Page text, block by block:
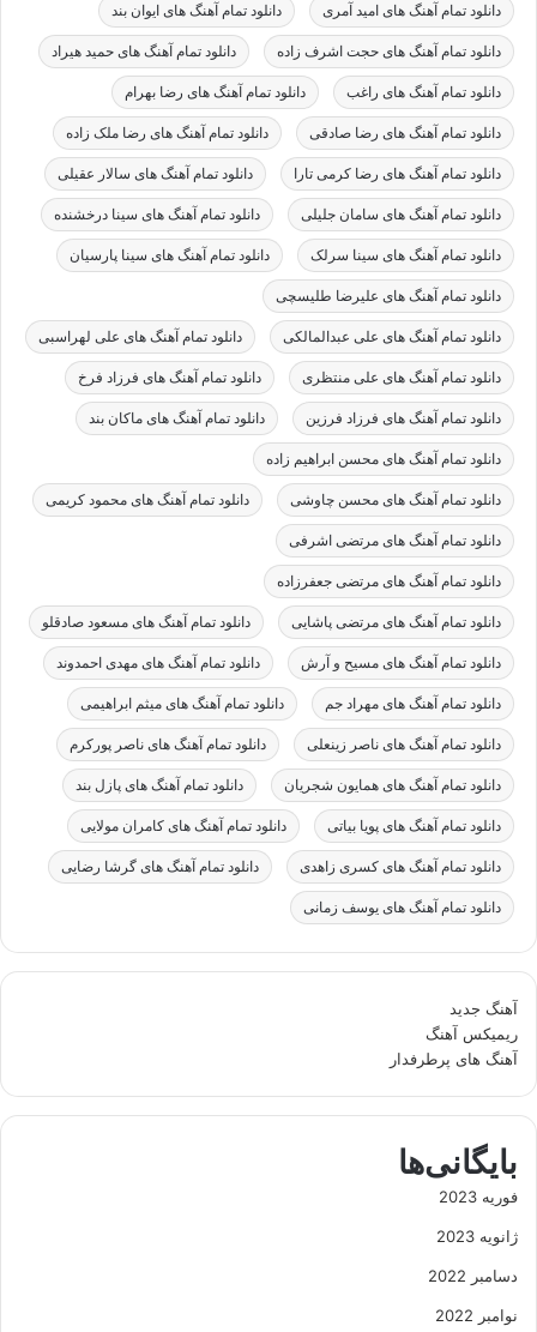
دانلود تمام آهنگ های امید آمری دانلود تمام آهنگ های ایوان بند
دانلود تمام آهنگ های حجت اشرف زاده دانلود تمام آهنگ های حمید هیراد
دانلود تمام آهنگ های راغب دانلود تمام آهنگ های رضا بهرام
دانلود تمام آهنگ های رضا صادقی دانلود تمام آهنگ های رضا ملک زاده
دانلود تمام آهنگ های رضا کرمی تارا دانلود تمام آهنگ های سالار عقیلی
دانلود تمام آهنگ های سامان جلیلی دانلود تمام آهنگ های سینا درخشنده
دانلود تمام آهنگ های سینا سرلک دانلود تمام آهنگ های سینا پارسیان
دانلود تمام آهنگ های علیرضا طلیسچی
دانلود تمام آهنگ های علی عبدالمالکی دانلود تمام آهنگ های علی لهراسبی
دانلود تمام آهنگ های علی منتظری دانلود تمام آهنگ های فرزاد فرخ
دانلود تمام آهنگ های فرزاد فرزین دانلود تمام آهنگ های ماکان بند
دانلود تمام آهنگ های محسن ابراهیم زاده
دانلود تمام آهنگ های محسن چاوشی دانلود تمام آهنگ های محمود کریمی
دانلود تمام آهنگ های مرتضی اشرفی
دانلود تمام آهنگ های مرتضی جعفرزاده
دانلود تمام آهنگ های مرتضی پاشایی دانلود تمام آهنگ های مسعود صادقلو
دانلود تمام آهنگ های مسیح و آرش دانلود تمام آهنگ های مهدی احمدوند
دانلود تمام آهنگ های مهراد جم دانلود تمام آهنگ های میثم ابراهیمی
دانلود تمام آهنگ های ناصر زینعلی دانلود تمام آهنگ های ناصر پورکرم
دانلود تمام آهنگ های همایون شجریان دانلود تمام آهنگ های پازل بند
دانلود تمام آهنگ های پویا بیاتی دانلود تمام آهنگ های کامران مولایی
دانلود تمام آهنگ های کسری زاهدی دانلود تمام آهنگ های گرشا رضایی
دانلود تمام آهنگ های یوسف زمانی
آهنگ جدید
ریمیکس آهنگ
آهنگ های پرطرفدار
بایگانی‌ها
فوریه 2023
ژانویه 2023
دسامبر 2022
نوامبر 2022